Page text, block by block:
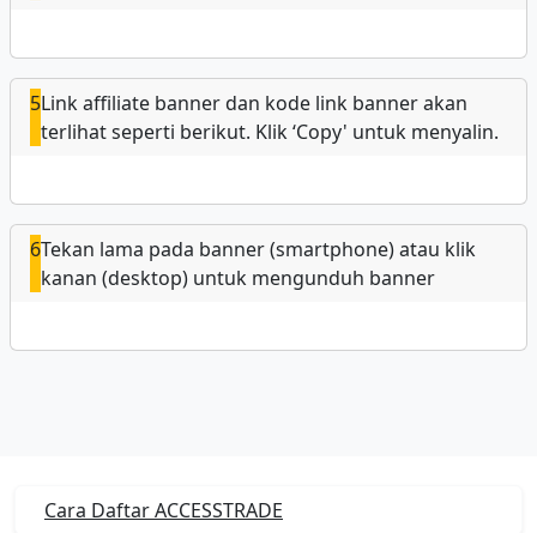
5Link affiliate banner dan kode link banner akan
terlihat seperti berikut. Klik ‘Copy' untuk menyalin.
6Tekan lama pada banner (smartphone) atau klik
kanan (desktop) untuk mengunduh banner
Cara Daftar ACCESSTRADE